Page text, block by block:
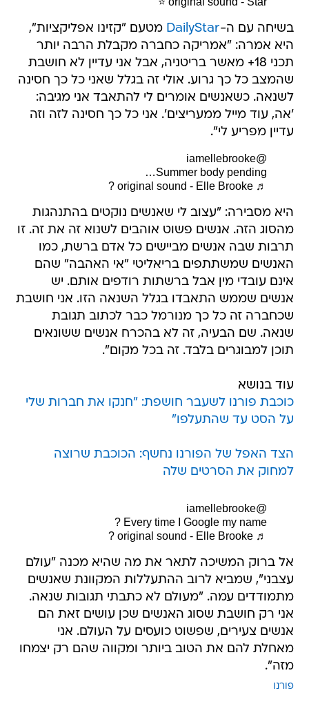
בשיחה עם ה-DailyStar מטעם "קזינו אפליקציות",
היא אמרה: "אמריקה כחברה מקבלת הרבה יותר
תכני 18+ מאשר בריטניה, אבל אני עדיין לא חושבת
שהמצב כל כך גרוע. אולי זה בגלל שאני כל כך חסינה
לשנאה. כשאנשים אומרים לי להתאבד אני מגיבה:
'אה, עוד מייל ממעריצים'. אני כל כך חסינה לזה וזה
עדיין מפריע לי".
@iamellebrooke
Summer body pending…
♬ original sound - Elle Brooke ?
היא מסבירה: "עצוב לי שאנשים נוקטים בהתנהגות
מהסוג הזה. אנשים פשוט אוהבים לשנוא זה את זה. זו
תרבות שבה אנשים מביישים כל אדם ברשת, כמו
האנשים שמשתתפים בריאליטי "אי האהבה" שהם
אינם עובדי מין אבל ברשתות רודפים אותם. יש
אנשים שממש התאבדו בגלל השנאה הזו. אני חושבת
שכחברה זה כל כך מנורמל כבר לכתוב תגובת
שנאה. שם הבעיה, זה לא בהכרח אנשים ששונאים
תוכן למבוגרים בלבד. זה בכל מקום".
עוד בנושא
כוכבת פורנו לשעבר חושפת: "חנקו את חברות שלי
על הסט עד שהתעלפו"
הצד האפל של הפורנו נחשף: הכוכבת שרוצה
למחוק את הסרטים שלה
@iamellebrooke
Every time I Google my name ?
♬ original sound - Elle Brooke ?
אל ברוק המשיכה לתאר את מה שהיא מכנה "עולם
עצבני", שמביא לרוב ההתעללות המקוונת שאנשים
מתמודדים עמה. "מעולם לא כתבתי תגובות שנאה.
אני רק חושבת שסוג האנשים שכן עושים זאת הם
אנשים צעירים, שפשוט כועסים על העולם. אני
מאחלת להם את הטוב ביותר ומקווה שהם רק יצמחו
מזה".
פורנו